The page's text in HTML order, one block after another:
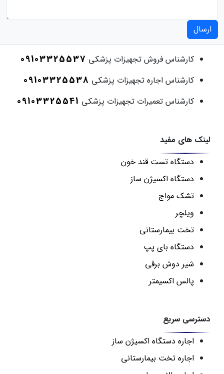
ارسال
کارشناس فروش تجهیزات پزشکی 09103325537
کارشناس اجاره تجهیزات پزشکی 09103325538
کارشناس تعمیرات تجهیزات پزشکی 09103325541
لینک های مفید
دستگاه تست قند خون
دستگاه اکسیژن ساز
تشک مواج
ویلچر
تخت بیمارستانی
دستگاه بای پپ
شیر دوش برقی
پالس اکسیمتر
دسترسی سریع
اجاره دستگاه اکسیژن ساز
اجاره تخت بیمارستانی